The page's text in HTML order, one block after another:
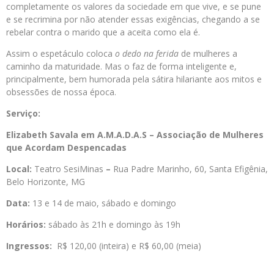
completamente os valores da sociedade em que vive, e se pune
e se recrimina por não atender essas exigências, chegando a se
rebelar contra o marido que a aceita como ela é.
Assim o espetáculo coloca o dedo na ferida de mulheres a
caminho da maturidade. Mas o faz de forma inteligente e,
principalmente, bem humorada pela sátira hilariante aos mitos e
obsessões de nossa época.
Serviço:
Elizabeth Savala em A.M.A.D.A.S – Associação de Mulheres
que Acordam Despencadas
Local: Teatro SesiMinas – Rua Padre Marinho, 60, Santa Efigênia,
Belo Horizonte, MG
Data: 13 e 14 de maio, sábado e domingo
Horários: sábado às 21h e domingo às 19h
Ingressos: R$ 120,00 (inteira) e R$ 60,00 (meia)